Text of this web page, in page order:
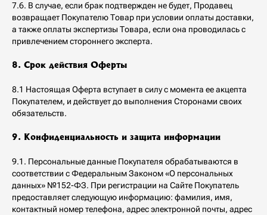
7.6. В случае, если брак подтвержден не будет, Продавец
возвращает Покупателю Товар при условии оплаты доставки,
а также оплаты экспертизы Товара, если она проводилась с
привлечением стороннего эксперта.
8. Срок действия Оферты
8.1 Настоящая Оферта вступает в силу с момента ее акцепта
Покупателем, и действует до выполнения Сторонами своих
обязательств.
9. Конфиденциальность и защита информации
9.1. Персональные данные Покупателя обрабатываются в
соответствии с Федеральным Законом «О персональных
данных» №152-ФЗ. При регистрации на Сайте Покупатель
предоставляет следующую информацию: фамилия, имя,
контактный номер телефона, адрес электронной почты, адрес